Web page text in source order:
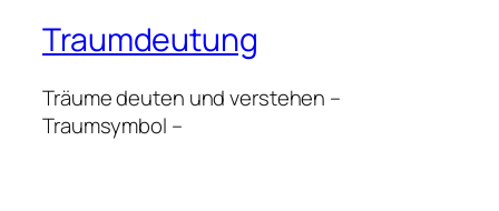
Traumdeutung
Träume deuten und verstehen –
Traumsymbol –